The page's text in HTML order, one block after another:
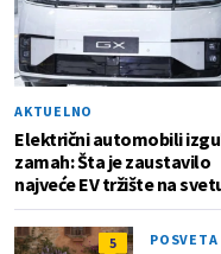
AKTUELNO
Električni automobili
zamah: Šta je zaustavilo
najveće EV tržište na
5